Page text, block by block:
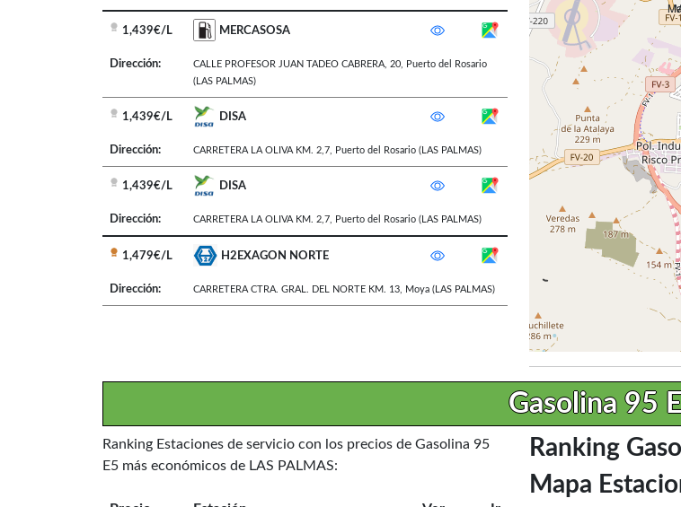
1,439€/L MERCASOSA
Dirección: CALLE PROFESOR JUAN TADEO CABRERA, 20
Puerto del Rosario
(LAS PALMAS)
1,439€/L DISA
Dirección: CARRETERA LA OLIVA KM. 2,7 Puerto del Rosario (LAS PALMAS)
1,439€/L DISA
Dirección: CARRETERA LA OLIVA KM. 2,7 Puerto del Rosario (LAS PALMAS)
1,479€/L H2EXAGON NORTE
Dirección: CARRETERA CTRA. GRAL. DEL NORTE KM. 13 Moya (LAS PALMAS)
Gasolina 95
Ranking Estaciones de servicio con los precios de Gasolina 95
E5 más económicos de LAS PALMAS:
Ranking
Mapa